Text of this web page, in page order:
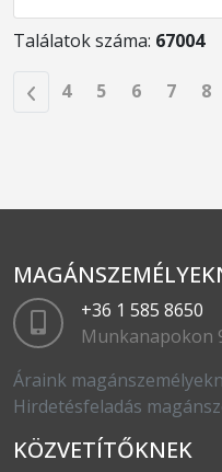
Találatok száma: 67004
4 5 6 7 8
+36 1 585 8650
Munkanapokon
Áraink
Hirdetésfeladás
KÖZVETÍTŐKNEK